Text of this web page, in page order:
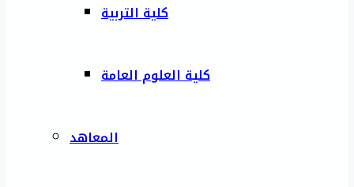
كلية التربية
كلية العلوم العامة
المعاهد